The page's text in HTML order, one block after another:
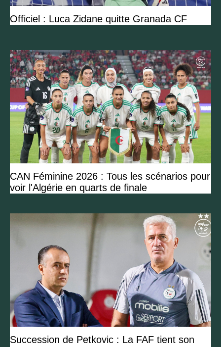
Officiel : Luca Zidane quitte Granada CF
CAN Féminine 2026 : Tous les scénarios pour
voir l'Algérie en quarts de finale
Succession de Petkovic : La FAF tient son